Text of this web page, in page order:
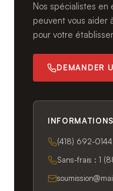
Nos spécialistes
peuvent vous aider
pour votre
DEMANDER
(418) 692-0144
Sans-frais : 1